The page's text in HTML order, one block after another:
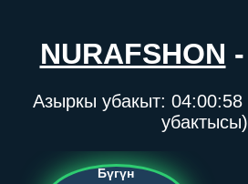
NURAFSHON -
Азыркы убакыт: 04:00:58
убактысы)
Бүгүн